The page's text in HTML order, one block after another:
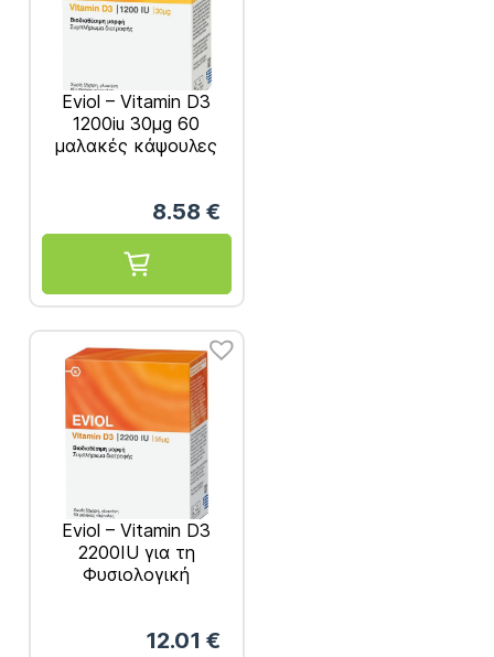
Eviol – Vitamin D3
1200iu 30μg 60
μαλακές κάψουλες
8.58 €
Eviol – Vitamin D3
2200IU για τη
Φυσιολογική
και των Μυών 55μg
12.01 €